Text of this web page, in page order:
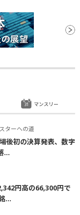
ターへの道
後初の決算発表、数字
...
円高の66,300円で
...
マンスリー